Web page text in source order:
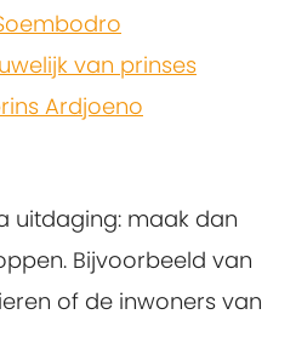
van prinses
Ardjoeno
uitdaging: maak dan
Bijvoorbeeld van
of de inwoners van